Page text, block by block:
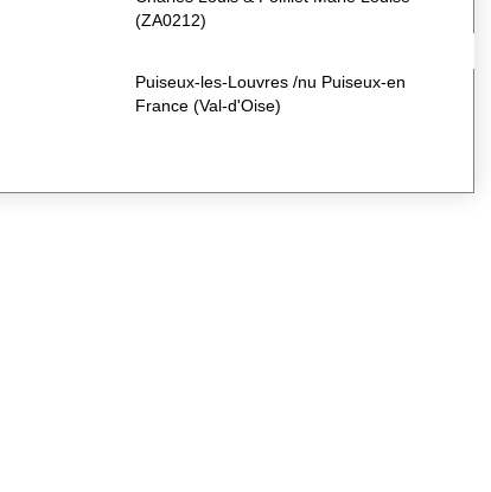
(ZA0212)
Puiseux-les-Louvres /nu Puiseux-en
France (Val-d'Oise)